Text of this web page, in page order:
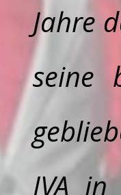
Jahre
seine
JVA